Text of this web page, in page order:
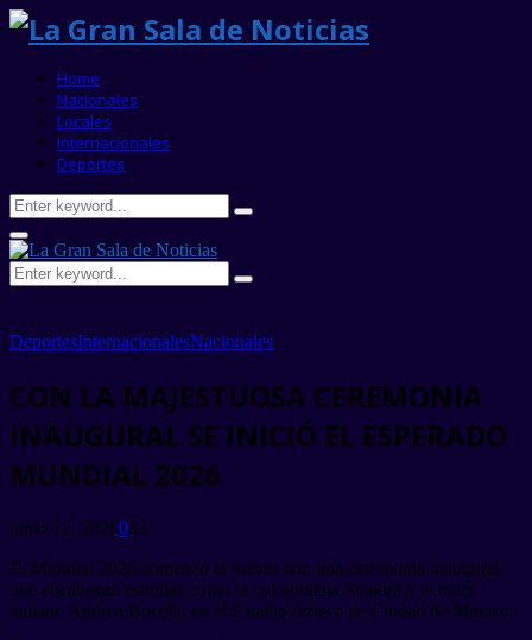
Home
Nacionales
Locales
Internacionales
Deportes
Search
for:
Search
Primary
Menu
Search
for:
Search
DeportesInternacionalesNacionales
CON LA MAJESTUOSA CEREMONIA
INAUGURAL SE INICIÓ EL ESPERADO
MUNDIAL 2026
junio 12, 2026063
El Mundial 2026 comenzó el jueves con una ceremonia inaugural
que encabezan estrellas como la colombiana Shakira y el tenor
italiano Andrea Bocelli, en el Estadio Azteca de Ciudad de México.